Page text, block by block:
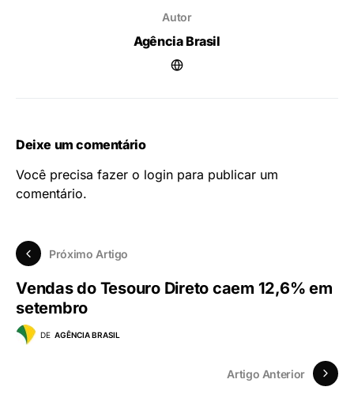
Autor
Agência Brasil
Deixe um comentário
Você precisa fazer o login para publicar um
comentário.
Próximo Artigo
Vendas do Tesouro Direto caem 12,6% em
setembro
DE AGÊNCIA BRASIL
Artigo Anterior